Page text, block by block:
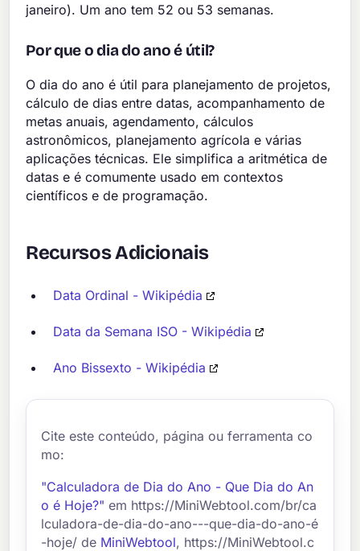
janeiro). Um ano tem 52 ou 53 semanas.
Por que o dia do ano é útil?
O dia do ano é útil para planejamento de projetos,
cálculo de dias entre datas, acompanhamento de
metas anuais, agendamento, cálculos
astronômicos, planejamento agrícola e várias
aplicações técnicas. Ele simplifica a aritmética de
datas e é comumente usado em contextos
científicos e de programação.
Recursos Adicionais
Data Ordinal - Wikipédia
Data da Semana ISO - Wikipédia
Ano Bissexto - Wikipédia
Cite este conteúdo, página ou ferramenta co
mo:
"Calculadora de Dia do Ano - Que Dia do An
o é Hoje?" em https://MiniWebtool.com/br/ca
lculadora-de-dia-do-ano---que-dia-do-ano-é
-hoje/ de MiniWebtool, https://MiniWebtool.c